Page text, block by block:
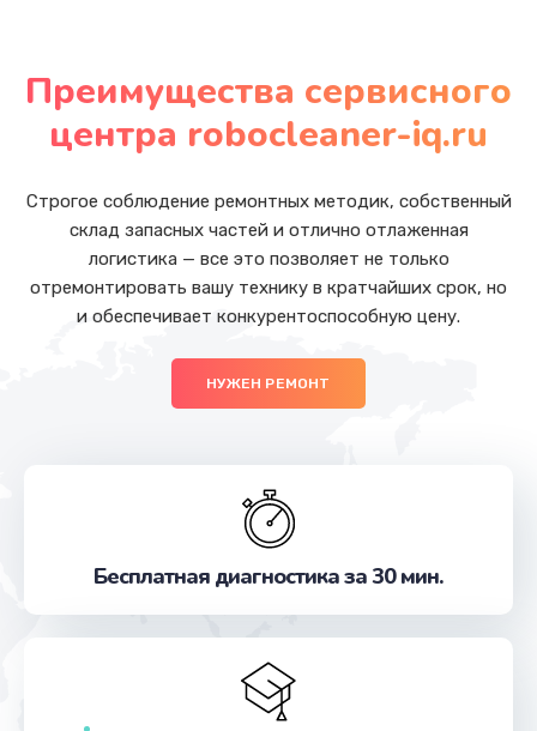
Заказать
от 2500 руб.
Заказать
Замена контактов поддона
от 1000 руб.
Заказать
Заказать
Заказать
Замена предохранителя
Преимущества сервисного
центра robocleaner-iq.ru
Строгое соблюдение ремонтных методик, собственный
склад запасных частей и отлично отлаженная
логистика — все это позволяет не только
отремонтировать вашу технику в кратчайших срок, но
и обеспечивает конкурентоспособную цену.
НУЖЕН РЕМОНТ
Бесплатная диагностика за 30 мин.